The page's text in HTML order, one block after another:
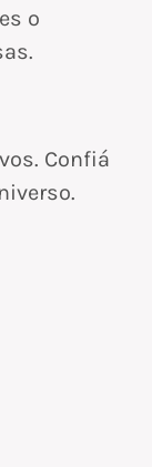
o
Confiá